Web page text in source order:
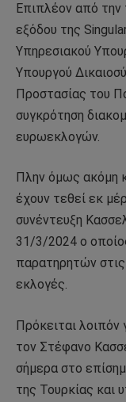
Επιπλέον από
εξόδου της
Υπηρεσιακού
Υπουργού
Προστασίας του
συγκρότηση
ευρωεκλογών.
Πλην όμως ακόμη
έχουν τεθεί εκ
συνέντευξη
31/3/2024 ο
παρατηρητών
εκλογές.
Πρόκειται λοιπόν
τον Στέφανο
σήμερα στο
της Τουρκίας και